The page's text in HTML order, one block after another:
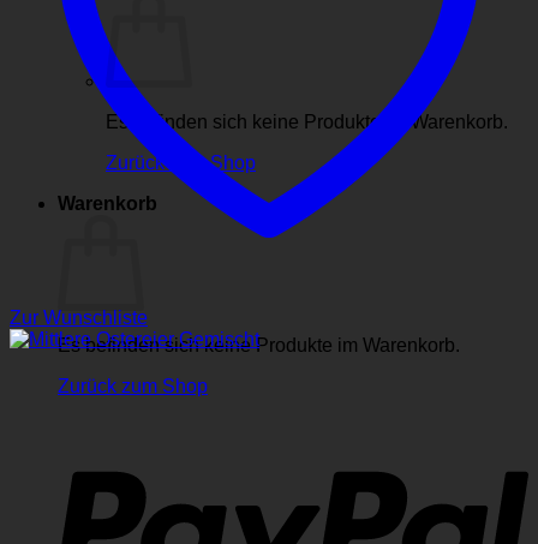
Es befinden sich keine Produkte im Warenkorb.
Zurück zum Shop
Warenkorb
Es befinden sich keine Produkte im Warenkorb.
Zurück zum Shop
Zur Wunschliste